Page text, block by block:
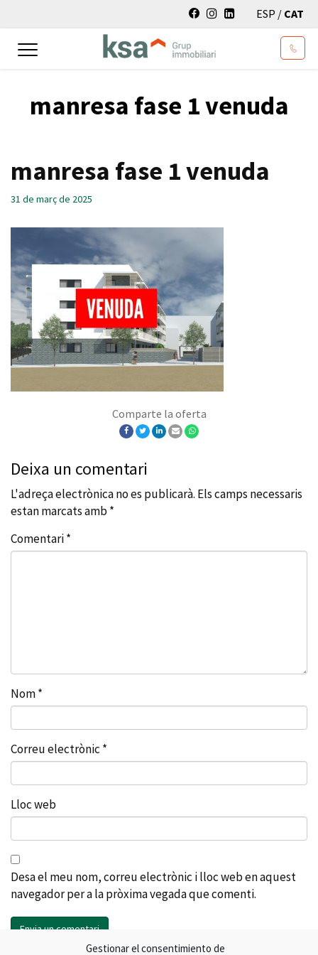
Gestionar el consentimiento de
ESP / CAT
Toggle
manresa fase 1 venuda
manresa fase 1 venuda
31 de març de 2025
Comparte la oferta
Deixa un comentari
L'adreça electrònica no es publicarà. Els camps necessaris
estan marcats amb *
Comentari*
Nom*
Correu electrònic *
Lloc web
Desa el meu nom, correu electrònic i lloc web en aquest
navegador per a la pròxima vegada que comenti.